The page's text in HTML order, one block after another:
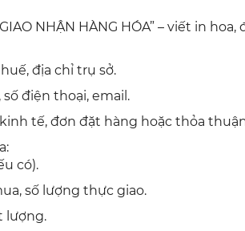
NHẬN HÀNG HÓA” – viết in
địa chỉ trụ sở.
điện thoại, email.
tế, đơn đặt hàng hoặc thỏa
có).
số lượng thực giao.
lượng.